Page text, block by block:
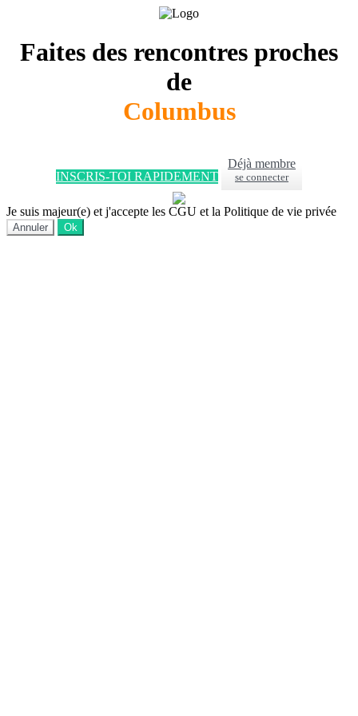
Faites des rencontres proches
de
Columbus
INSCRIS-TOI RAPIDEMENT
Déjà membre
se connecter
Je suis majeur(e) et j'accepte les CGU et la Politique de vie privée
Annuler Ok